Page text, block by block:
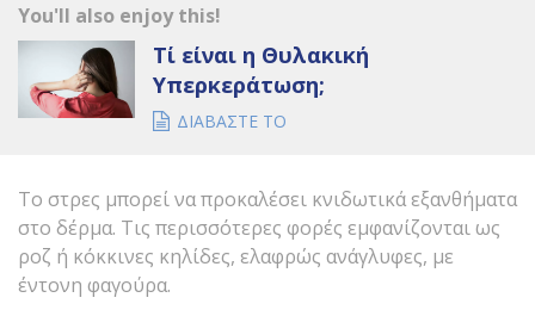
You'll also enjoy this!
Τί είναι η Θυλακική
Υπερκεράτωση;
ΔΙΑΒΑΣΤΕ ΤΟ
Το στρες μπορεί να προκαλέσει κνιδωτικά εξανθήματα
στο δέρμα. Τις περισσότερες φορές εμφανίζονται ως
ροζ ή κόκκινες κηλίδες, ελαφρώς ανάγλυφες, με
έντονη φαγούρα.